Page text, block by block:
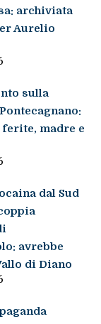
archiviata
Aurelio
sulla
ferite, madre e
dal Sud
avrebbe
di Diano